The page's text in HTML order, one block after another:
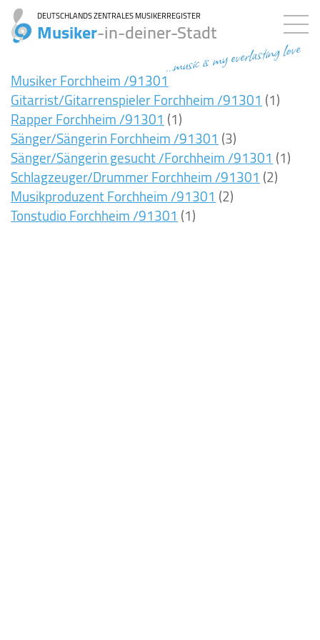
DEUTSCHLANDS ZENTRALES MUSIKERREGISTER
Musiker-in-deiner-Stadt
...music is my everlasting love
Musiker Forchheim /91301
Gitarrist/Gitarrenspieler Forchheim /91301(1)
Rapper Forchheim /91301(1)
Sänger/Sängerin Forchheim /91301(3)
Sänger/Sängerin gesucht /Forchheim /91301(1)
Schlagzeuger/Drummer Forchheim /91301(2)
Musikproduzent Forchheim /91301(2)
Tonstudio Forchheim /91301(1)